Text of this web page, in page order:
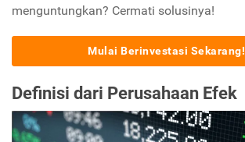
menguntungkan? Cermati solusinya!
Mulai Berinvestasi Sekarang!
Definisi dari Perusahaan Efek